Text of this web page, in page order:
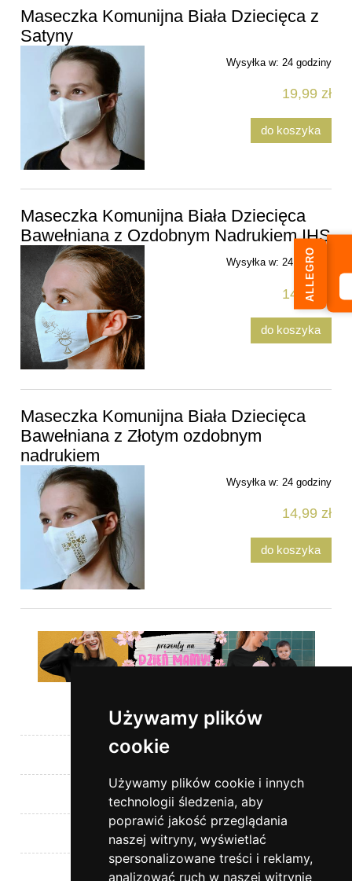
Używamy plików
cookie
Używamy plików cookie i innych
technologii śledzenia, aby
poprawić jakość przeglądania
naszej witryny, wyświetlać
spersonalizowane treści i reklamy,
analizować ruch w naszej witrynie
Maseczka Komunijna Biała Dziecięca z
Satyny
Wysyłka w: 24 godziny
19,99 zł
do koszyka
Maseczka Komunijna Biała Dziecięca
Bawełniana z Ozdobnym Nadrukiem IHS
Wysyłka w: 24 godziny
14,99 zł
do koszyka
Maseczka Komunijna Biała Dziecięca
Bawełniana z Złotym ozdobnym
nadrukiem
Wysyłka w: 24 godziny
14,99 zł
do koszyka
Pomoc
Moje konto
Płatności i dostawa
Informacje
O nas
ALLEGRO